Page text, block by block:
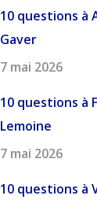
10 questions à
Gaver
7 mai 2026
10 questions à
Lemoine
7 mai 2026
10 questions à